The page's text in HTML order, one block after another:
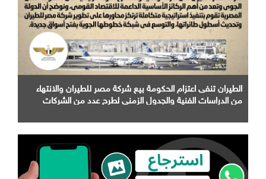
الطيران تنفى اعتزام الحكومة بيع شركة مصر للطيران والانتهاء
من الدراسات الفنية والجدول الزمني لطرح عدد من الشركات